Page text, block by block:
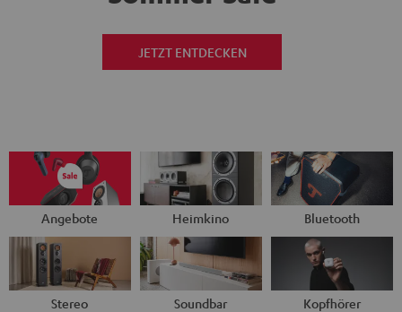
JETZT ENTDECKEN
Angebote Heimkino Bluetooth
Stereo Soundbar Kopfhörer